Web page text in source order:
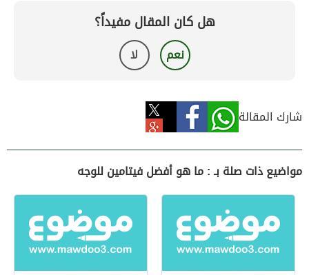
هل كان المقال مفيداً؟
نعم لا
شارك المقالة
مواضيع ذات صلة بـ : ما هو أفضل فيتامين للوجه